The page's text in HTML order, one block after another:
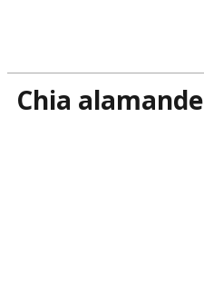
Chia alamande